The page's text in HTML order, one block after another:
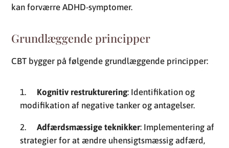
kan forværre ADHD-symptomer.
Grundlæggende principper
CBT bygger på følgende grundlæggende principper:
Kognitiv restrukturering: Identifikation og
modifikation af negative tanker og antagelser.
Adfærdsmæssige teknikker: Implementering af
strategier for at ændre uhensigtsmæssig adfærd,